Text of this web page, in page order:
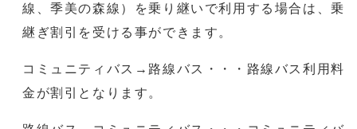
線、季美の森線）を乗り継いで利用する場合は、乗
継ぎ割引を受ける事ができます。
コミュニティバス→路線バス・・・路線バス利用料
金が割引となります。